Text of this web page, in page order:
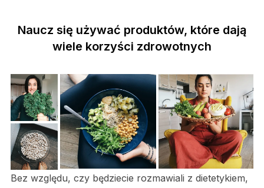
Naucz się używać produktów, które dają
wiele korzyści zdrowotnych
Bez względu, czy będziecie rozmawiali z dietetykiem,